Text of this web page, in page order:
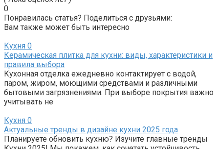
0
Понравилась статья? Поделиться с друзьями:
Вам также может быть интересно
Кухня 0
Керамическая плитка для кухни: виды, характеристики и
правила выбора
Кухонная отделка ежедневно контактирует с водой,
паром, жиром, моющими средствами и различными
бытовыми загрязнениями. При выборе покрытия важно
учитывать не
Кухня 0
Актуальные тренды в дизайне кухни 2025 года
Планируете обновить кухню? Изучите главные тренды